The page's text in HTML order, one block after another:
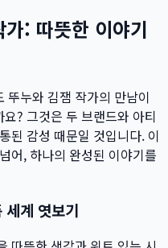
: 따뜻한 이야기
뚜누와 김잼 작가의 만남이
? 그것은 두 브랜드와 아티
된 감성 때문일 것입니다. 이
어, 하나의 완성된 이야기를
세계 엿보기